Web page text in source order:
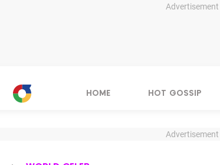
Advertisement
HOME HOT GOSSIP
Advertisement